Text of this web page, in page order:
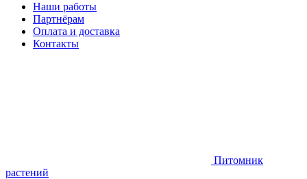
Наши работы
Партнёрам
Оплата и доставка
Контакты
Питомник
растений